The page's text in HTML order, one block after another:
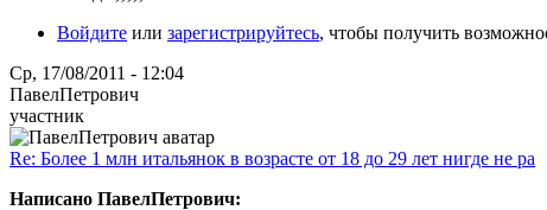
Войдите или зарегистрируйтесь, чтобы получить
Ср, 17/08/2011 - 12:04
ПавелПетрович
участник
Re: Более 1 млн итальянок в возрасте от 18 до 29 лет нигде не ра
Написано ПавелПетрович: